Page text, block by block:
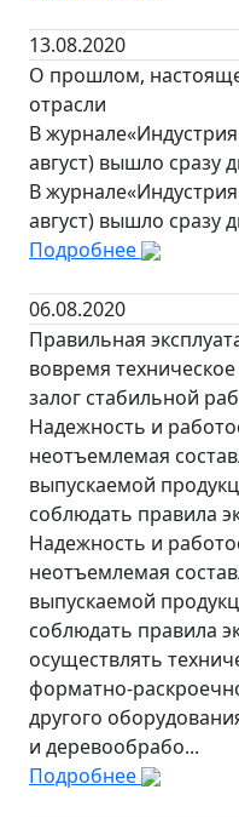
13.08.2020
О прошлом,
отрасли
В
август) вышло сразу
В
август) вышло сразу
Подробнее
06.08.2020
Правильная
вовремя
залог стабильной
Надежность и
неотъемлемая
выпускаемой
соблюдать правила
Надежность и
неотъемлемая
выпускаемой
соблюдать правила
осуществлять
форматно-
другого
и деревообрабо...
Подробнее